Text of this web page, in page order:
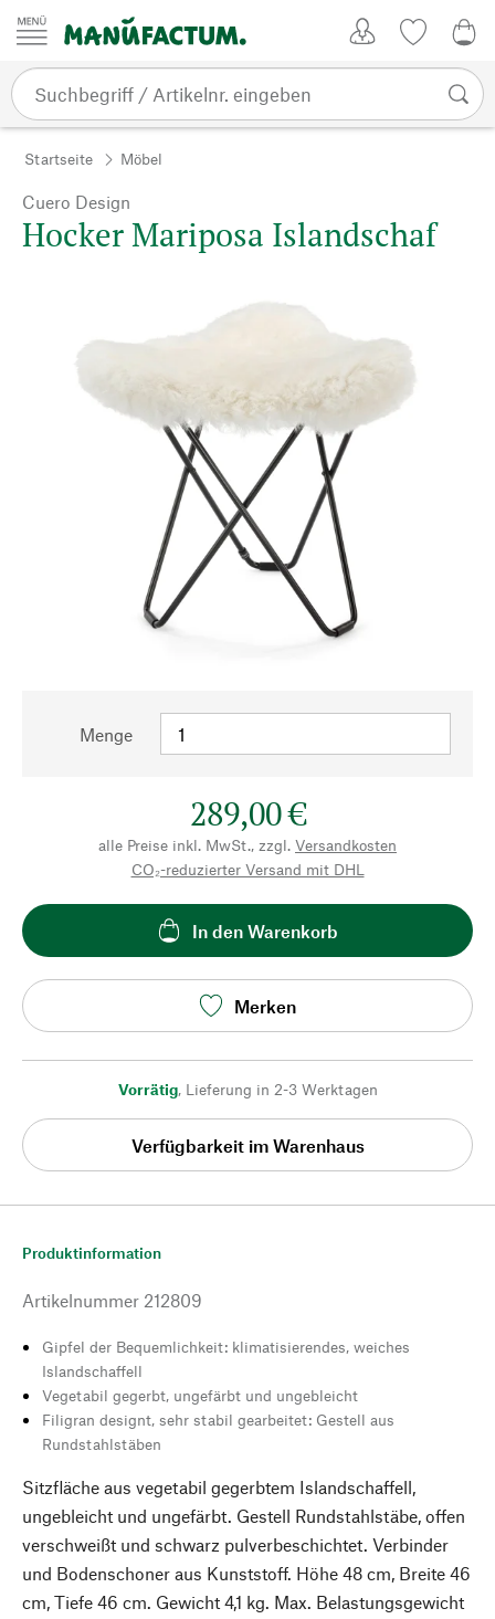
Zum Inhalt springen
Startseite Möbel
Cuero Design
Hocker Mariposa Islandschaf
Menge
289,00 €
alle Preise inkl. MwSt., zzgl. Versandkosten
CO₂-reduzierter Versand mit DHL
In den Warenkorb
Merken
Vorrätig, Lieferung in 2-3 Werktagen
Verfügbarkeit im Warenhaus
Produktinformation
Artikelnummer 212809
Gipfel der Bequemlichkeit: klimatisierendes, weiches
Islandschaffell
Vegetabil gegerbt, ungefärbt und ungebleicht
Filigran designt, sehr stabil gearbeitet: Gestell aus
Rundstahlstäben
Sitzfläche aus vegetabil gegerbtem Islandschaffell,
ungebleicht und ungefärbt. Gestell Rundstahlstäbe, offen
verschweißt und schwarz pulverbeschichtet. Verbinder
und Bodenschoner aus Kunststoff. Höhe 48 cm, Breite 46
cm, Tiefe 46 cm. Gewicht 4,1 kg. Max. Belastungsgewicht